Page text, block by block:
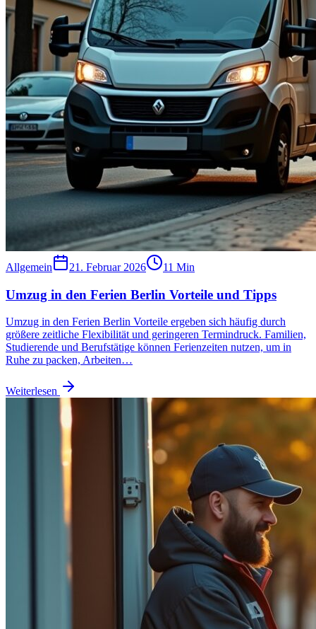
Allgemein 21. Februar 2026 11 Min
Umzug in den Ferien Berlin Vorteile und Tipps
Umzug in den Ferien Berlin Vorteile ergeben sich häufig durch
größere zeitliche Flexibilität und geringeren Termindruck. Familien,
Studierende und Berufstätige können Ferienzeiten nutzen, um in
Ruhe zu packen, Arbeiten…
Weiterlesen